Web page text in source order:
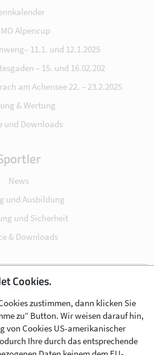
Alpencup
11.1. und 12.1.2025
– 15. und 16.02.202
am Achensee 22. – 23.2.2025
& Wertung
und Downloads
News
und Ausbildung
und Sicherheit
& Downloads
Einstellungen
AGB
Cookies.
zustimmen, dann klicken Sie
zu“ Button. Wir weisen darauf hin,
von Cookies US-amerikanischer
Ihre durch das entsprechende